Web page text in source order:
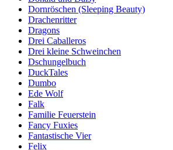
Dornröschen (Sleeping Beauty)
Drachenritter
Dragons
Drei Caballeros
Drei kleine Schweinchen
Dschungelbuch
DuckTales
Dumbo
Ede Wolf
Falk
Familie Feuerstein
Fancy Fuxies
Fantastische Vier
Felix